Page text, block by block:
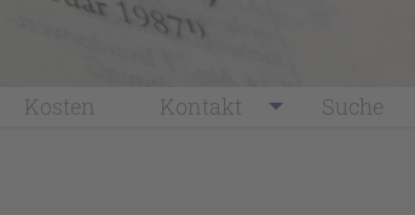
Kosten Kontakt Suche